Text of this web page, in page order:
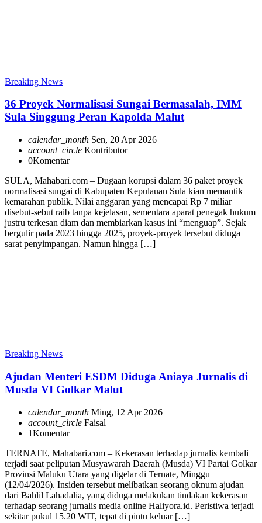
Breaking News
36 Proyek Normalisasi Sungai Bermasalah, IMM
Sula Singgung Peran Kapolda Malut
calendar_month Sen, 20 Apr 2026
account_circle Kontributor
0Komentar
SULA, Mahabari.com – Dugaan korupsi dalam 36 paket proyek
normalisasi sungai di Kabupaten Kepulauan Sula kian memantik
kemarahan publik. Nilai anggaran yang mencapai Rp 7 miliar
disebut-sebut raib tanpa kejelasan, sementara aparat penegak hukum
justru terkesan diam dan membiarkan kasus ini “menguap”. Sejak
bergulir pada 2023 hingga 2025, proyek-proyek tersebut diduga
sarat penyimpangan. Namun hingga […]
Breaking News
Ajudan Menteri ESDM Diduga Aniaya Jurnalis di
Musda VI Golkar Malut
calendar_month Ming, 12 Apr 2026
account_circle Faisal
1Komentar
TERNATE, Mahabari.com – Kekerasan terhadap jurnalis kembali
terjadi saat peliputan Musyawarah Daerah (Musda) VI Partai Golkar
Provinsi Maluku Utara yang digelar di Ternate, Minggu
(12/04/2026). Insiden tersebut melibatkan seorang oknum ajudan
dari Bahlil Lahadalia, yang diduga melakukan tindakan kekerasan
terhadap seorang jurnalis media online Haliyora.id. Peristiwa terjadi
sekitar pukul 15.20 WIT, tepat di pintu keluar […]